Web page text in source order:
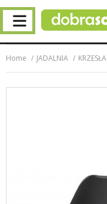
Home JADALNIA KRZESŁA